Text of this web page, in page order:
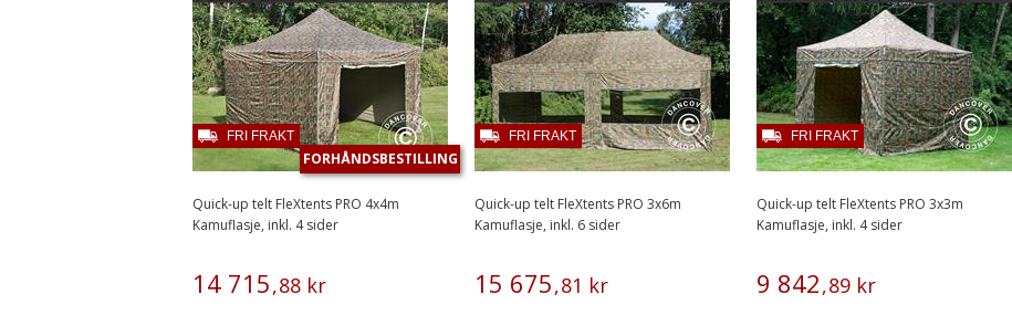
Quick-up telt FleXtents PRO 4x4m
Kamuflasje, inkl. 4 sider
14 715,88 kr
FORHÅNDSBESTILLING
FRI FRAKT
Quick-up telt FleXtents PRO 3x6m
Kamuflasje, inkl. 6 sider
15 675,81 kr
FRI FRAKT
Quick-up telt FleXtents PRO 3x3m
Kamuflasje, inkl. 4 sider
9 842,89 kr
FRI FRAKT